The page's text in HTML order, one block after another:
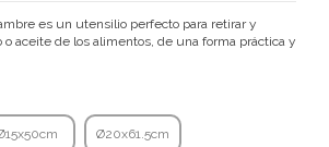
es un utensilio perfecto para retirar y
o aceite de los alimentos, de una forma práctica y
Ø20x61.5cm